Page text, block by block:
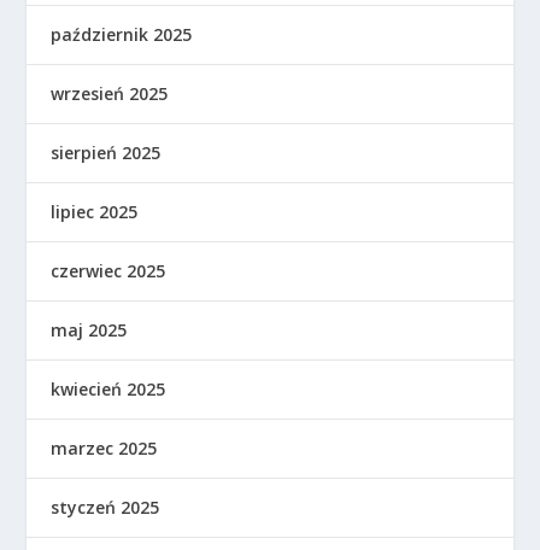
październik 2025
wrzesień 2025
sierpień 2025
lipiec 2025
czerwiec 2025
maj 2025
kwiecień 2025
marzec 2025
styczeń 2025